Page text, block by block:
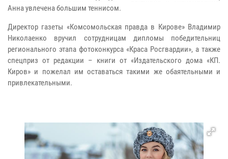
Анна увлечена большим теннисом.
Директор газеты «Комсомольская правда в Кирове» Владимир
Николаенко вручил сотрудницам дипломы победительниц
регионального этапа фотоконкурса «Краса Росгвардии», а также
спецприз от редакции – книги от «Издательского дома «КП.
Киров» и пожелал им оставаться такими же обаятельными и
привлекательными.